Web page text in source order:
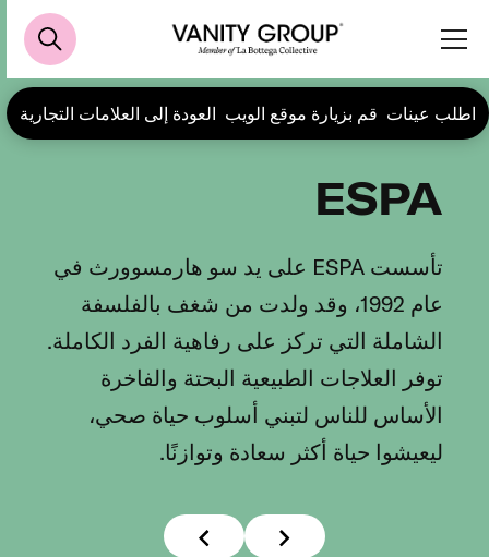
اطلب عينات قم بزيارة موقع الويب العودة إلى العلامات التجارية
ESPA
تأسست ESPA على يد سو هارمسوورث في
عام 1992، وقد ولدت من شغف بالفلسفة
الشاملة التي تركز على رفاهية الفرد الكاملة.
توفر العلاجات الطبيعية البحتة والفاخرة
الأساس للناس لتبني أسلوب حياة صحي،
ليعيشوا حياة أكثر سعادة وتوازنًا.